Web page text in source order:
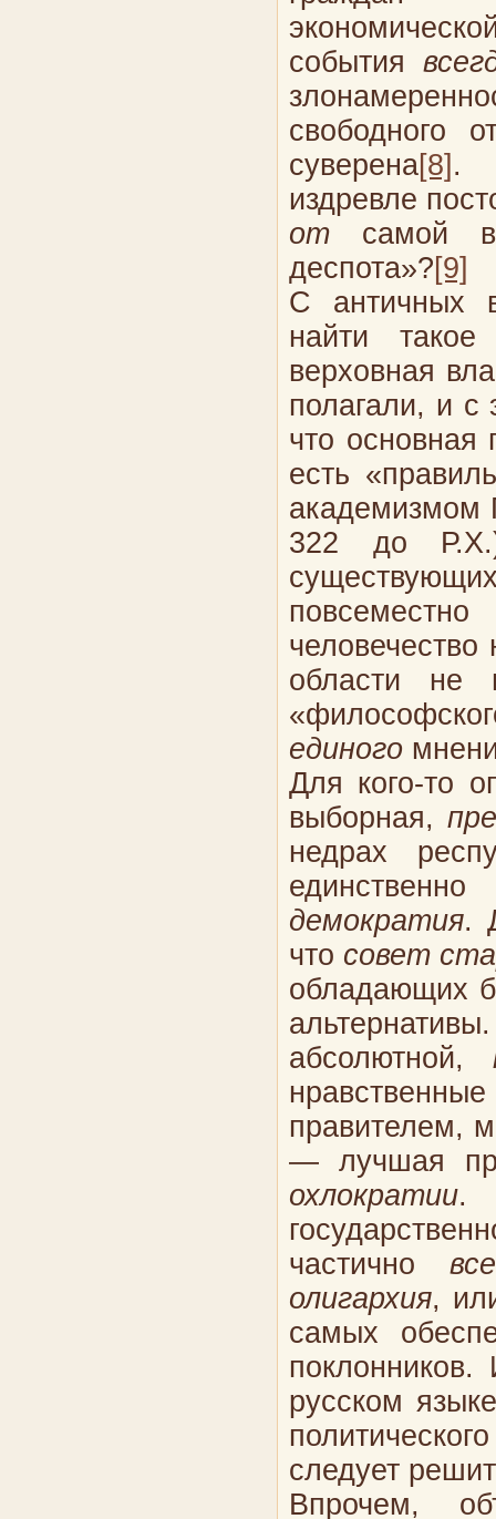
события
свободного
суверена[8] .
издревле
от самой
деспота»?[9]
С античных
найти такое
верховная
полагали, и с
что
есть
академизмом
322 до
человечество
области не
единого
Для кого-то
выборная,
недрах
демократия.
что совет
обладающих
абсолютной,
правителем,
— лучшая
охлократии.
частично все
олигархия,
самых
русском
следует
Впрочем,